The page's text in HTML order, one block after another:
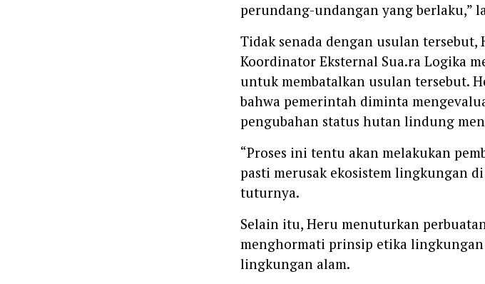
perundang-undangan yang berlaku,”
Tidak senada dengan usulan tersebut,
Koordinator Eksternal Sua.ra Logika
untuk membatalkan usulan tersebut.
bahwa pemerintah diminta
pengubahan status hutan lindung
“Proses ini tentu akan melakukan
pasti merusak ekosistem lingkungan
tuturnya.
Selain itu, Heru menuturkan
menghormati prinsip etika
lingkungan alam.